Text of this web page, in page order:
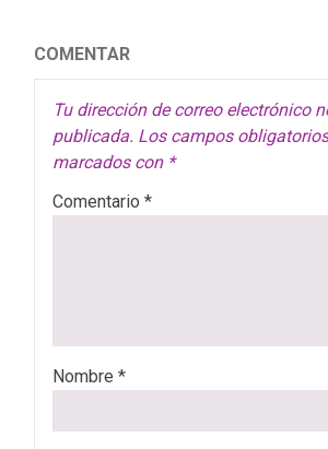
COMENTAR
Tu dirección de correo electrónico
publicada. Los campos
marcados con *
Comentario *
Nombre *